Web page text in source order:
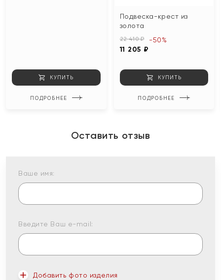
КУПИТЬ
ПОДРОБНЕЕ
Подвеска-крест из
золота
22 410 ₽
11 205 ₽
-50%
КУПИТЬ
ПОДРОБНЕЕ
Оставить отзыв
Ваше имя:
Введите Ваш e-mail:
Добавить фото изделия